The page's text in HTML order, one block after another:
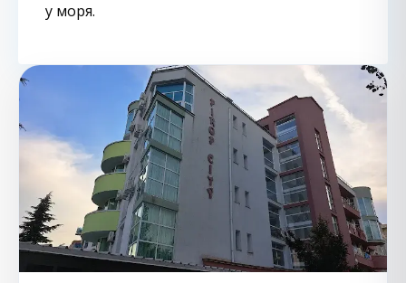
у моря.